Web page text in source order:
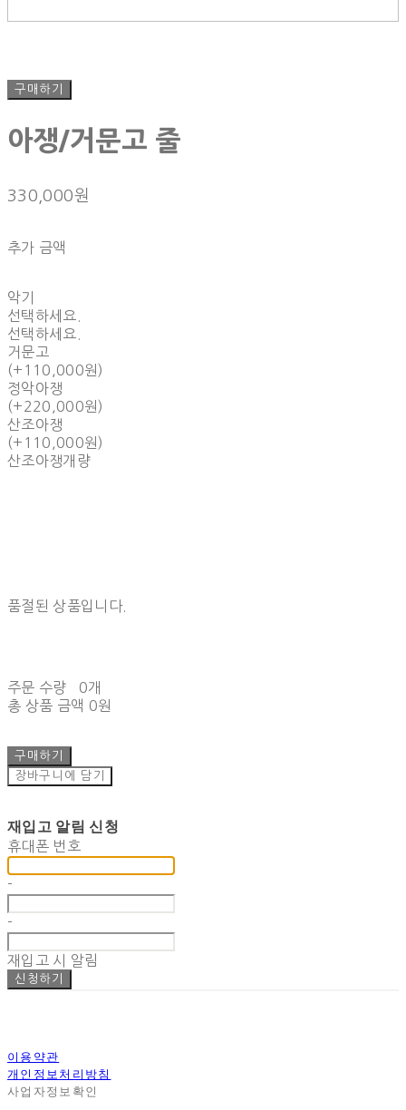
구매하기
아쟁/거문고 줄
330,000원
추가 금액
악기
선택하세요.
선택하세요.
거문고
(+110,000원)
정악아쟁
(+220,000원)
산조아쟁
(+110,000원)
산조아쟁개량
품절된 상품입니다.
주문 수량
0개
총 상품 금액 0원
구매하기
장바구니에 담기
재입고 알림 신청
휴대폰 번호
-
-
재입고 시 알림
신청하기
이용약관
개인정보처리방침
사업자정보확인